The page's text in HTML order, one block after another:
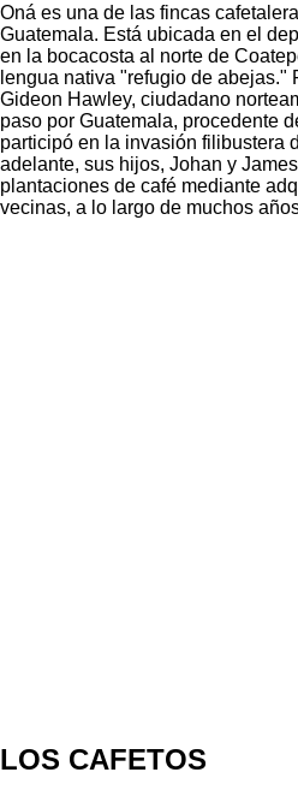
Oná es una de las fincas
Guatemala. Está ubicada en el
en la bocacosta al norte de
lengua nativa "refugio de abejas."
Gideon Hawley, ciudadano
paso por Guatemala, procedente
participó en la invasión filibustera
adelante, sus hijos, Johan y
plantaciones de café mediante
vecinas, a lo largo de muchos
LOS CAFETOS